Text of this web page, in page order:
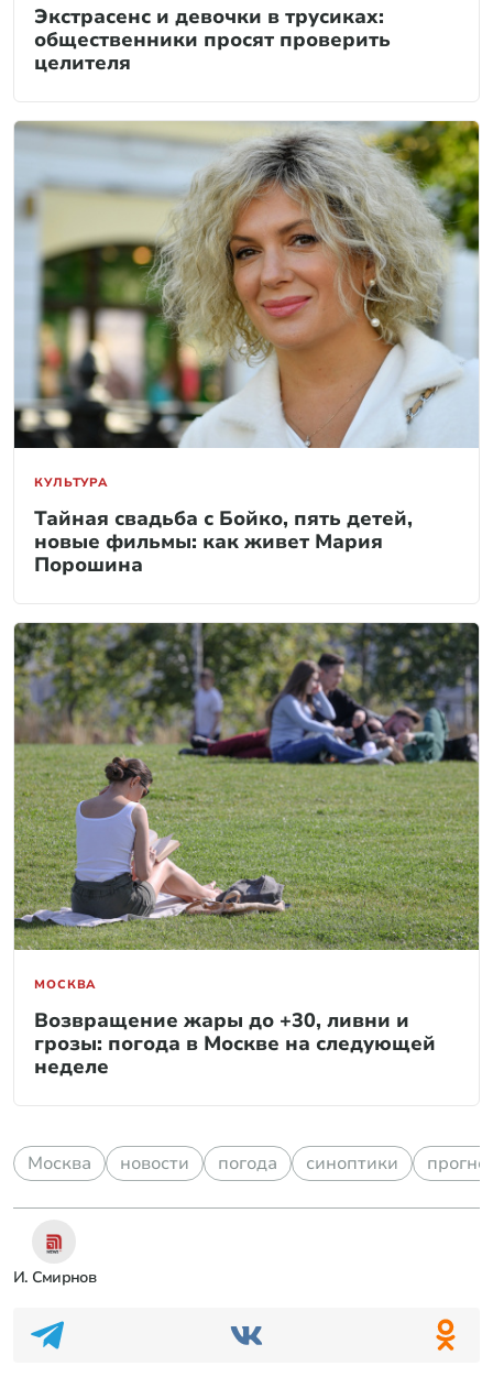
Экстрасенс и девочки в трусиках:
общественники просят проверить
целителя
КУЛЬТУРА
Тайная свадьба с Бойко, пять детей,
новые фильмы: как живет Мария
Порошина
МОСКВА
Возвращение жары до +30, ливни и
грозы: погода в Москве на следующей
неделе
Москва новости погода синоптики
И. Смирнов